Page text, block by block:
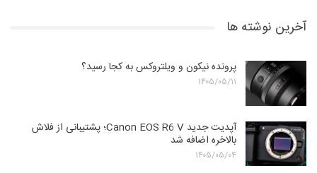
آخرین نوشته ها
پرونده نیکون و ویلتروکس به کجا رسید؟
۱۴۰۵/۰۵/۱۱
آپدیت جدید Canon EOS R6 V؛ پشتیبانی از فلاش
بالاخره اضافه شد
۱۴۰۵/۰۵/۰۴